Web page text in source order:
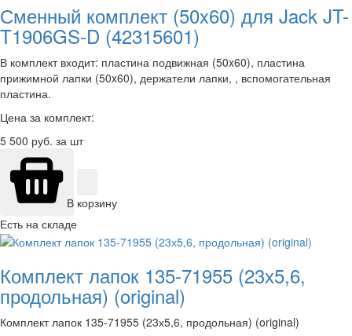
Сменный комплект (50x60) для Jack JT-
T1906GS-D (42315601)
В комплект входит: пластина подвижная (50x60), пластина
прижимной лапки (50x60), держатели лапки, , вспомогательная
пластина.
Цена за комплект:
5 500 руб. за шт
В корзину
Есть на складе
Комплект лапок 135-71955 (23х5,6,
продольная) (original)
Комплект лапок 135-71955 (23х5,6, продольная) (original)